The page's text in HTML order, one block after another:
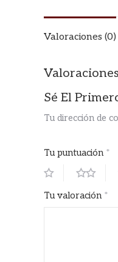
Valoraciones (0)
Valoraciones
Sé El
Tu dirección de
Tu puntuación *
Tu valoración *